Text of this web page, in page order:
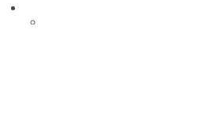
Państwowa Służba Geologiczna
Państwowa